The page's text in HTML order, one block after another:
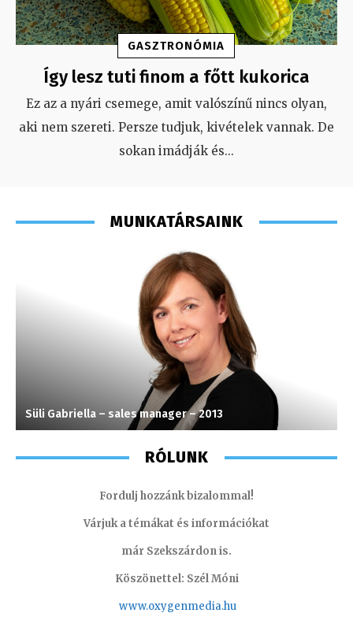
GASZTRONÓMIA
Így lesz tuti finom a főtt kukorica
Ez az a nyári csemege, amit valószínű nincs olyan,
aki nem szereti. Persze tudjuk, kivételek vannak. De
sokan imádják és...
MUNKATÁRSAINK
Süli Gabriella – sales manager – 2013
RÓLUNK
Fordulj hozzánk bizalommal!
Várjuk a témákat és információkat
már Szekszárdon is.
Köszönettel: Szél Móni
www.oxygenmedia.hu